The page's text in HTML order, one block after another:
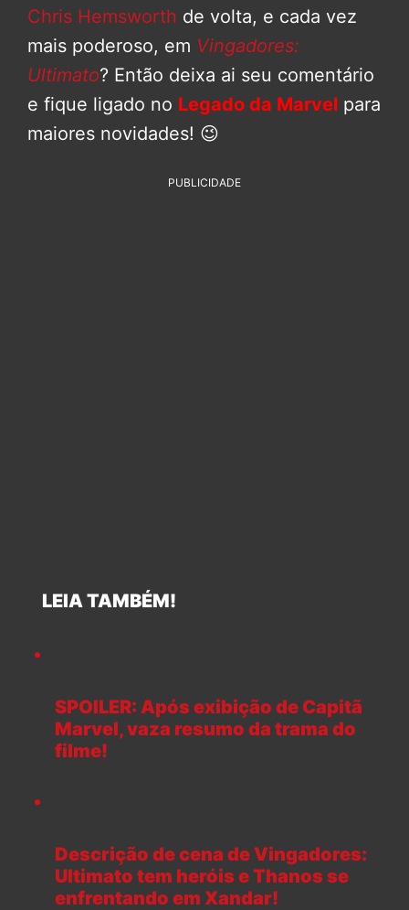
Chris Hemsworth de volta, e cada vez
mais poderoso, em Vingadores:
Ultimato? Então deixa ai seu comentário
e fique ligado no Legado da Marvel para
maiores novidades! 😉
PUBLICIDADE
LEIA TAMBÉM!
SPOILER: Após exibição de Capitã
Marvel, vaza resumo da trama do
filme!
Descrição de cena de Vingadores:
Ultimato tem heróis e Thanos se
enfrentando em Xandar!